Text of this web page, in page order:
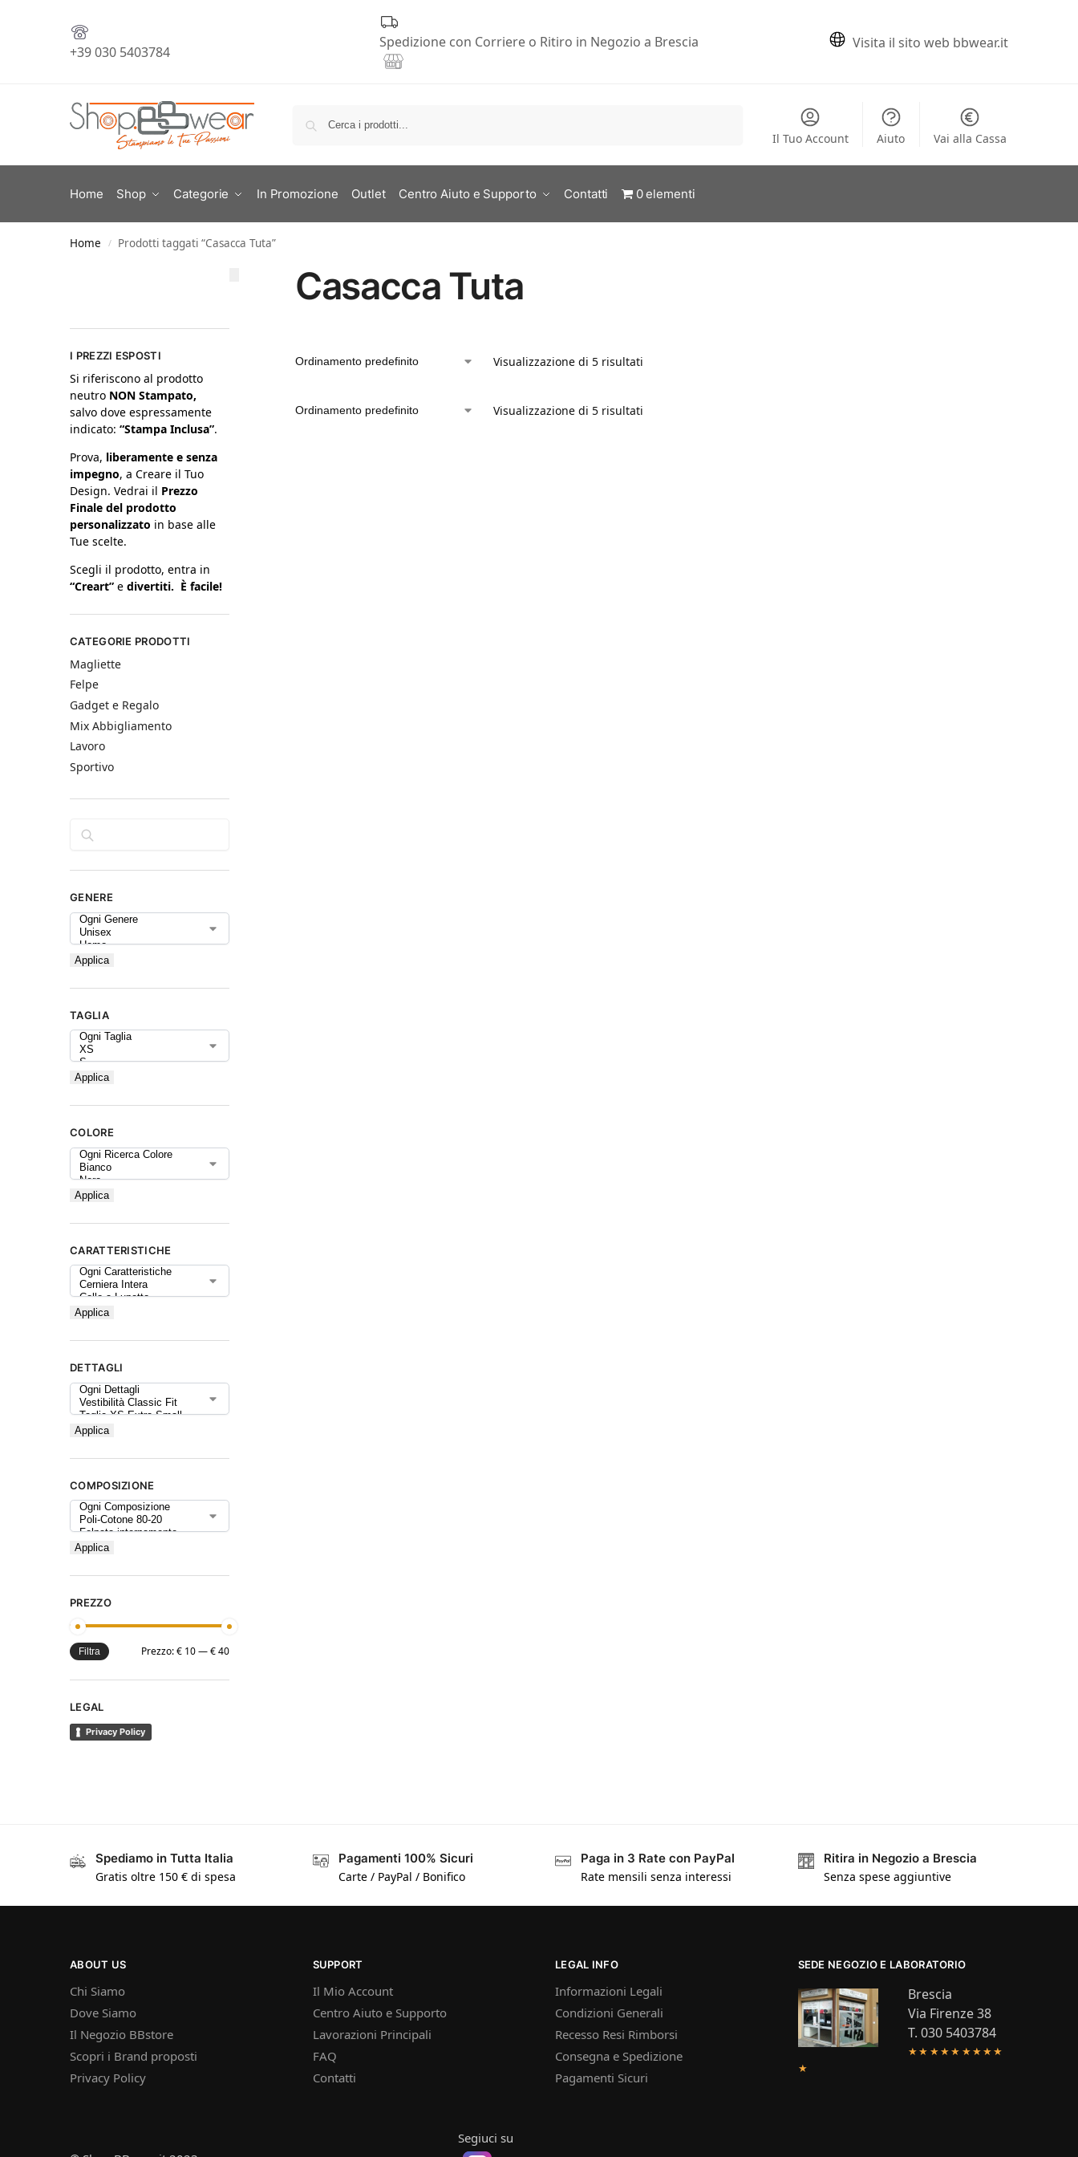
+39 030 5403784
Spedizione con Corriere o Ritiro in Negozio a Brescia Visita il sito web bbwear.it
Il Tuo Account Aiuto Vai alla Cassa
Home Shop Categorie In Promozione Outlet Centro Aiuto e Supporto Contatti 0 elementi
Home / Prodotti taggati “Casacca Tuta”
Casacca Tuta
Visualizzazione di 5 risultati
Visualizzazione di 5 risultati
I PREZZI ESPOSTI
Si riferiscono al prodotto
neutro NON Stampato,
salvo dove espressamente
indicato: “Stampa Inclusa”.
Prova, liberamente e senza
impegno, a Creare il Tuo
Design. Vedrai il Prezzo
Finale del prodotto
personalizzato in base alle
Tue scelte.
Scegli il prodotto, entra in
“Creart” e divertiti. È facile!
CATEGORIE PRODOTTI
Magliette
Felpe
Gadget e Regalo
Mix Abbigliamento
Lavoro
Sportivo
GENERE
Applica
TAGLIA
Applica
COLORE
Applica
CARATTERISTICHE
Applica
DETTAGLI
Applica
COMPOSIZIONE
Applica
PREZZO
Filtra Prezzo:€ 10—€ 40
LEGAL
Privacy Policy
Spediamo in Tutta Italia
Gratis oltre 150 € di spesa
Pagamenti 100% Sicuri
Carte / PayPal / Bonifico
Paga in 3 Rate con PayPal
Rate mensili senza interessi
Ritira in Negozio a Brescia
Senza spese aggiuntive
ABOUT US
Chi Siamo
Dove Siamo
Il Negozio BBstore
Scopri i Brand proposti
Privacy Policy
SUPPORT
Il Mio Account
Centro Aiuto e Supporto
Lavorazioni Principali
FAQ
Contatti
LEGAL INFO
Informazioni Legali
Condizioni Generali
Recesso Resi Rimborsi
Consegna e Spedizione
Pagamenti Sicuri
SEDE NEGOZIO E LABORATORIO
Brescia
Via Firenze 38
T. 030 5403784
★★★★★★★★★
★
Segiuci su